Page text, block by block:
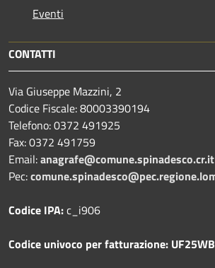
Eventi
CONTATTI
Via Giuseppe Mazzini, 2
Codice Fiscale: 80003390194
Telefono:0372 491925
Fax:0372 491759
Email:anagrafe@comune.spinadesco.cr.it
Pec:
Codice IPA:c_i906
Codice univoco per fatturazione: UF25WB